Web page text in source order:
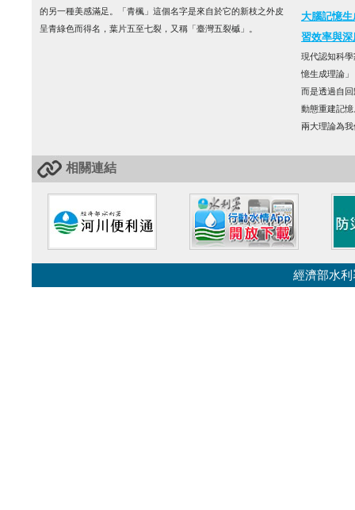
的另一種美感滿足。「青楓」這個名字是來自於它的新枝之外皮
呈青綠色而得名，葉片五至七裂，又稱「臺灣五裂槭」。
大腦記憶
習效率與深
現代認知科
憶生成理論
而是透過自回
動態重建記
兩大理論為
相關連結
經濟部水